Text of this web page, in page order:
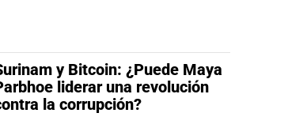
y Bitcoin: ¿Puede Maya
liderar una revolución
la corrupción?